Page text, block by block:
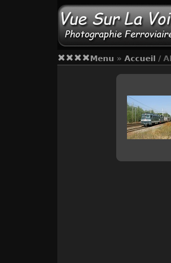
Menu » Accueil /